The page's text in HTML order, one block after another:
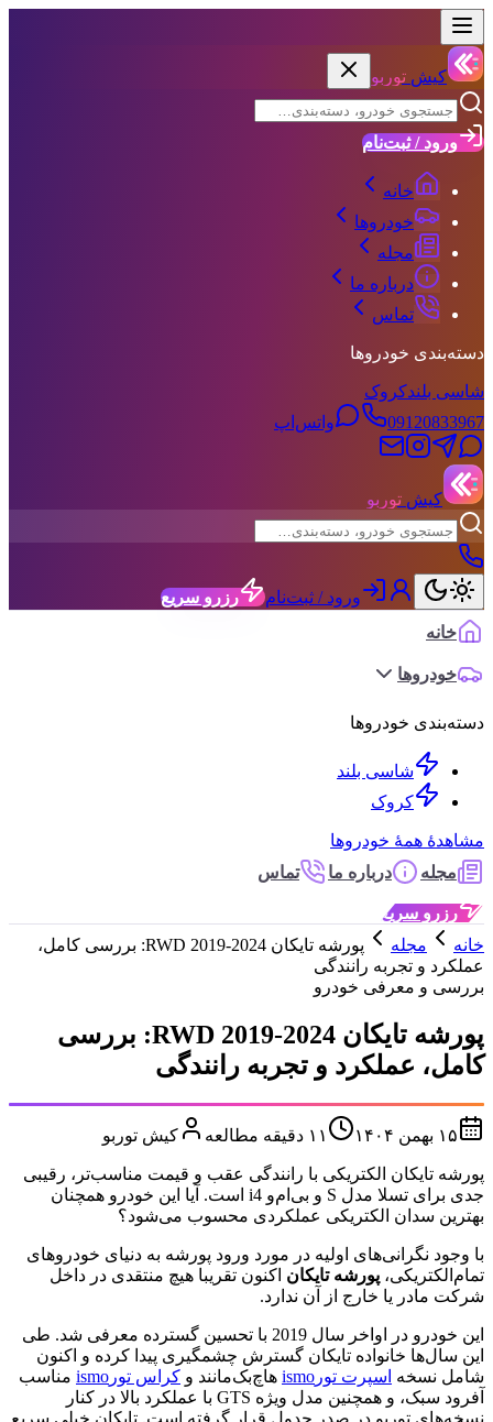
کیش توربو
ورود / ثبت‌نام
خانه
خودروها
مجله
درباره ما
تماس
دسته‌بندی خودروها
شاسی بلندکروک
09120833967
واتس‌اپ
کیش توربو
ورود / ثبت‌نام
رزرو سریع
خانه
خودروها
دسته‌بندی خودروها
شاسی بلند
کروک
مشاهدهٔ همهٔ خودروها
مجله
درباره ما تماس
رزرو سریع
خانه
مجله
پورشه تایکان RWD 2019-2024: بررسی کامل،
عملکرد و تجربه رانندگی
بررسی و معرفی خودرو
پورشه تایکان RWD 2019-2024: بررسی
کامل، عملکرد و تجربه رانندگی
۱۵ بهمن ۱۴۰۴ ۱۱ دقیقه مطالعه کیش توربو
پورشه تایکان الکتریکی با رانندگی عقب و قیمت مناسب‌تر، رقیبی
جدی برای تسلا مدل S و بی‌ام‌و i4 است. آیا این خودرو همچنان
بهترین سدان الکتریکی عملکردی محسوب می‌شود؟
با وجود نگرانی‌های اولیه در مورد ورود پورشه به دنیای خودروهای
تمام‌الکتریکی، پورشه تایکان اکنون تقریبا هیچ منتقدی در داخل
شرکت مادر یا خارج از آن ندارد.
این خودرو در اواخر سال 2019 با تحسین گسترده معرفی شد. طی
این سال‌ها خانواده تایکان گسترش چشمگیری پیدا کرده و اکنون
شامل نسخه اسپرت تورismo هاچ‌بک‌مانند و کراس تورismo
مناسب
آفرود سبک، و همچنین مدل ویژه GTS با عملکرد بالا در کنار
نسخه‌های توربو در صدر جدول قرار گرفته است. تایکان خیلی سریع